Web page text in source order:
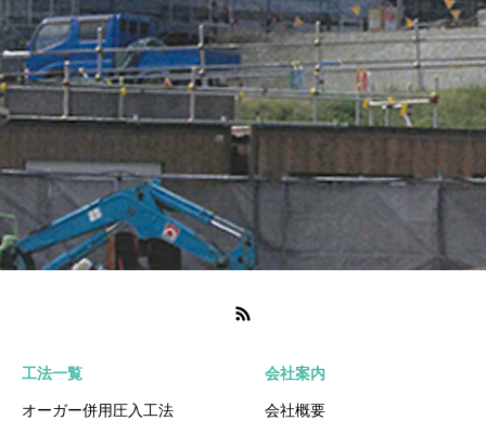
工法一覧
オーガー併用圧入工法
会社案内
会社概要